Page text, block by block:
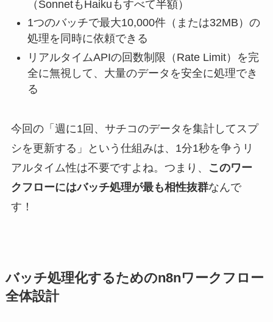
（SonnetもHaikuもすべて半額）
1つのバッチで最大10,000件（または32MB）の
処理を同時に依頼できる
リアルタイムAPIの回数制限（Rate Limit）を完
全に無視して、大量のデータを安全に処理でき
る
今回の「週に1回、サチコのデータを集計してスプ
シを更新する」という仕組みは、1分1秒を争うリ
アルタイム性は不要ですよね。つまり、
このワー
クフローにはバッチ処理が最も相性抜群なんで
す！
バッチ処理化するためのn8nワークフロー
全体設計